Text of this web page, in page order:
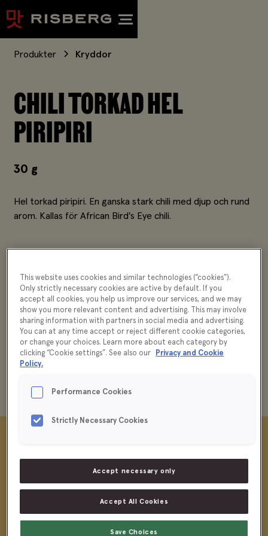
Produkter Kryddor
CHILI TORKAD HEL
PIRIPIRI
30 g
Hel torkad piripiri. En ganska stark chili med djup och rund
arom. Kallas för African Bird's Eye chili.
Förvaring Liknande produkter
Används med fördel i grytor, såser och marinader.
Tips: Använd för att göra din egna chiliolja.
Kryddor
ASIATISKA KRYDDOR SOM GER
DJUP HETTA OCH AROM ÅT
DINA RÄTTER
Asiatiska kryddor förhöjer varje rätt med djup,
This website uses cookies and similar technologies (“cookies”).
Only strictly necessary cookies are active by default. If you
accept all cookies, you help us improve our services, and we may
show you more relevant content and advertising. This may involve
sharing information with partners in social media and advertising.
You can at any time accept or reject different cookie categories,
or change your choices. Learn more about each category by
clicking “Cookie settings”. See also our
Privacy and Cookie
Policy.
Performance Cookies
Strictly Necessary Cookies
Accept necessary only
Accept All Cookies
Save Choices